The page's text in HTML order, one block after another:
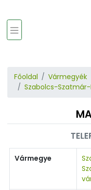
Főoldal
Vármegyék
Szabolcs-
Vármegye